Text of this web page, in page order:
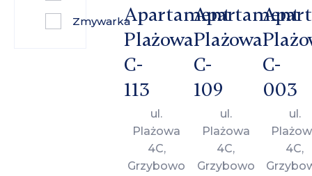
ZmywarkaApartament
Plażowa
C-
113
ul.
Plażowa
4C,
Grzybowo
Apartament
Plażowa
C-
109
ul.
Plażowa
4C,
Grzybowo
C-
003
ul.
4C,